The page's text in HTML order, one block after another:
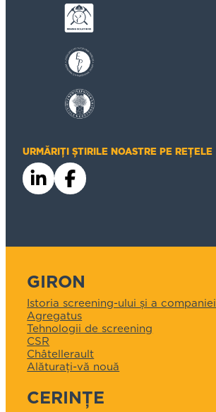
URMĂRIȚI ȘTIRILE NOASTRE PE REȚELE
GIRON
Istoria screening-ului și a companiei
Agregatus
Tehnologii de screening
CSR
Châtellerault
Alăturați-vă nouă
CERINȚE